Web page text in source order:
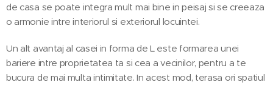
de casa se poate integra mult mai bine in peisaj si se creeaza
o armonie intre interiorul si exteriorul locuintei.
Un alt avantaj al casei in forma de L este formarea unei
bariere intre proprietatea ta si cea a vecinilor, pentru a te
bucura de mai multa intimitate. In acest mod, terasa ori spatiul